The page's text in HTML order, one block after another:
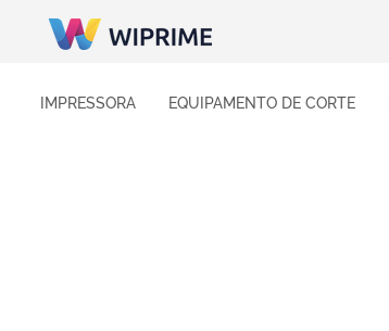
IMPRESSORA EQUIPAMENTO DE CORTE